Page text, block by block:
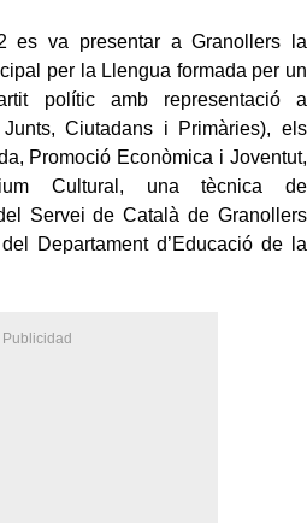
es va presentar a Granollers la
per la Llengua formada per un
polític amb representació a
Junts, Ciutadans i Primàries), els
Promoció Econòmica i Joventut,
Cultural, una tècnica de
Servei de Català de Granollers
Departament d’Educació de la